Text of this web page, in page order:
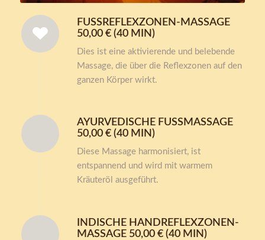
FUSSREFLEXZONEN-MASSAGE 5
0,00 € (40 MIN)
Dies ist eine aktivierende und belebende
Massage, die über die Reflexzonen auf den
ganzen Körper wirkt.
AYURVEDISCHE FUSSMASSAGE 5
0,00 € (40 MIN)
Diese Massage harmonisiert, ist
entspannend und wird mit warmem
Kräuteröl ausgeführt.
INDISCHE HANDREFLEXZONEN-
MASSAGE 50,00 € (40 MIN)